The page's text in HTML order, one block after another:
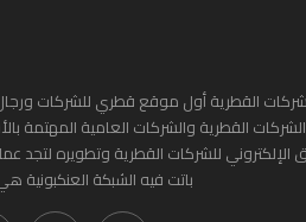
القطرية أول موقع قطري للشركات ورجال
القطرية والشركات العامية المهتمة
الإلكتروني للشركات القطرية وتطويره
باتت فيه الشبكة العنكبونية